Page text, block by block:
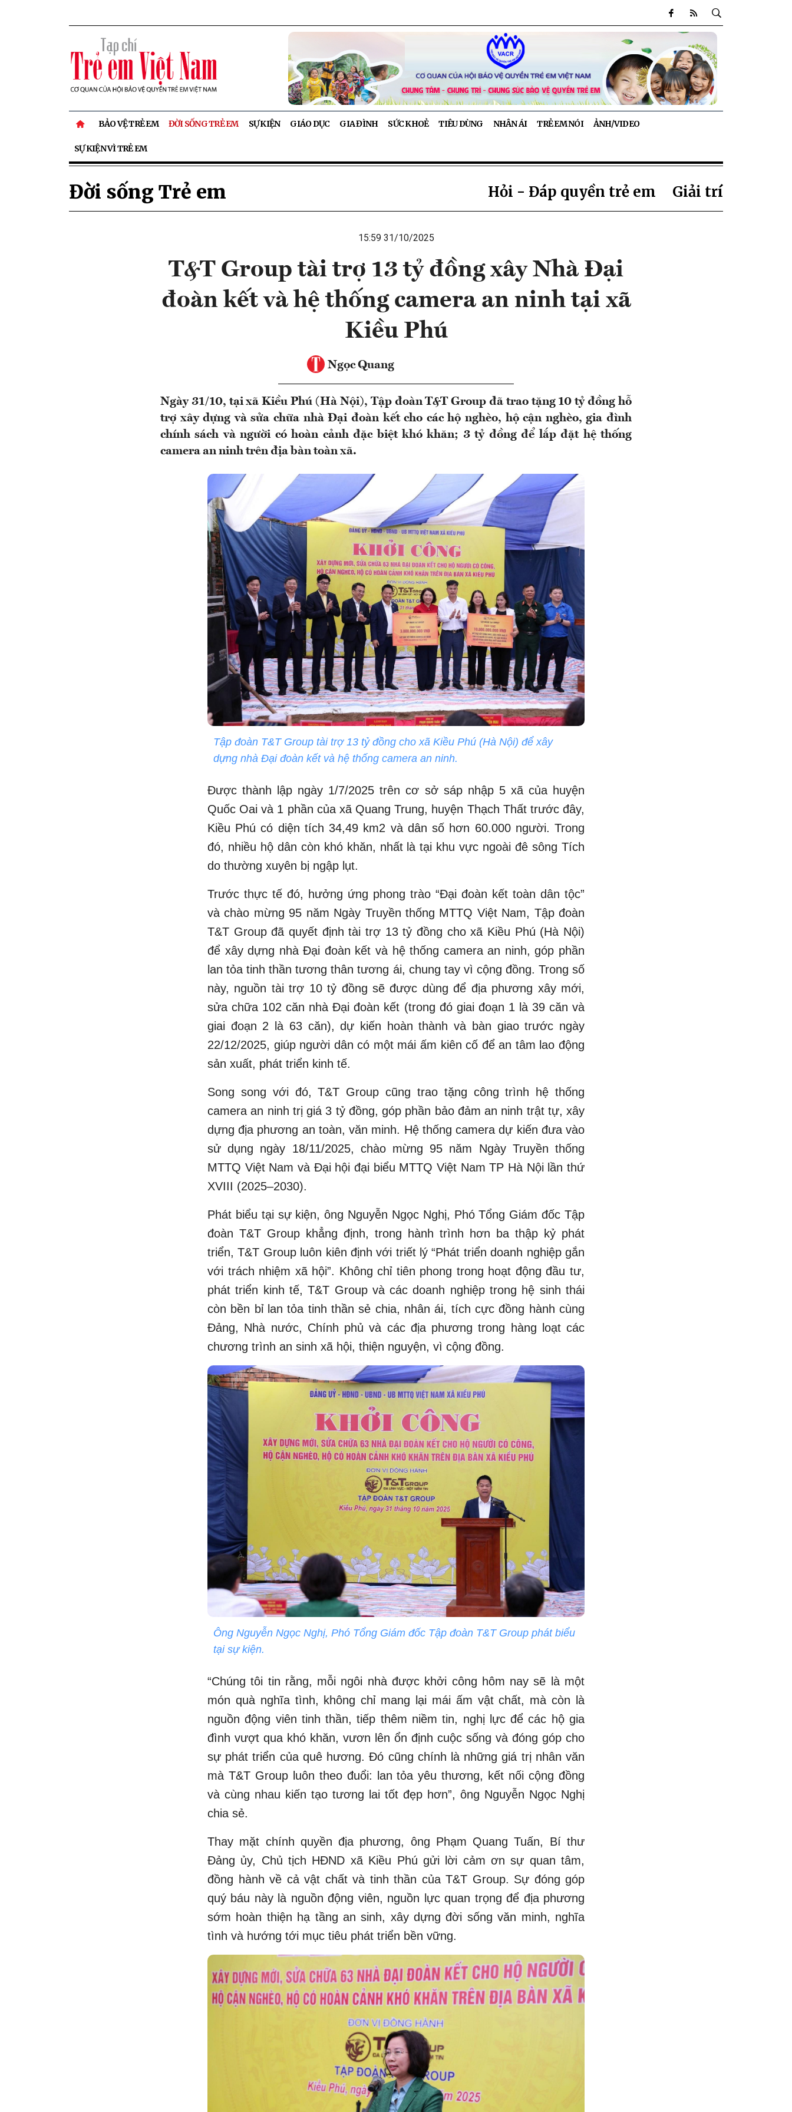
BẢO VỆ TRẺ EM ĐỜI SỐNG TRẺ EM SỰ KIỆN GIÁO DỤC GIA ĐÌNH SỨC KHOẺ TIÊU DÙNG NHÂN ÁI TRẺ EM NÓI ẢNH/VIDEO
SỰ KIỆN VÌ TRẺ EM
Đời sống Trẻ em Hỏi - Đáp quyền trẻ em Giải trí
15:59 31/10/2025
T&T Group tài trợ 13 tỷ đồng xây Nhà Đại
đoàn kết và hệ thống camera an ninh tại xã
Kiều Phú
Ngọc Quang
Ngày 31/10, tại xã Kiều Phú (Hà Nội), Tập đoàn T&T Group đã trao tặng 10 tỷ đồng hỗ
trợ xây dựng và sửa chữa nhà Đại đoàn kết cho các hộ nghèo, hộ cận nghèo, gia đình
chính sách và người có hoàn cảnh đặc biệt khó khăn; 3 tỷ đồng để lắp đặt hệ thống
camera an ninh trên địa bàn toàn xã.
Tập đoàn T&T Group tài trợ 13 tỷ đồng cho xã Kiều Phú (Hà Nội) để xây
dựng nhà Đại đoàn kết và hệ thống camera an ninh.
Được thành lập ngày 1/7/2025 trên cơ sở sáp nhập 5 xã của huyện
Quốc Oai và 1 phần của xã Quang Trung, huyện Thạch Thất trước đây,
Kiều Phú có diện tích 34,49 km2 và dân số hơn 60.000 người. Trong
đó, nhiều hộ dân còn khó khăn, nhất là tại khu vực ngoài đê sông Tích
do thường xuyên bị ngập lụt.
Trước thực tế đó, hưởng ứng phong trào “Đại đoàn kết toàn dân tộc”
và chào mừng 95 năm Ngày Truyền thống MTTQ Việt Nam, Tập đoàn
T&T Group đã quyết định tài trợ 13 tỷ đồng cho xã Kiều Phú (Hà Nội)
để xây dựng nhà Đại đoàn kết và hệ thống camera an ninh, góp phần
lan tỏa tinh thần tương thân tương ái, chung tay vì cộng đồng. Trong số
này, nguồn tài trợ 10 tỷ đồng sẽ được dùng để địa phương xây mới,
sửa chữa 102 căn nhà Đại đoàn kết (trong đó giai đoạn 1 là 39 căn và
giai đoạn 2 là 63 căn), dự kiến hoàn thành và bàn giao trước ngày
22/12/2025, giúp người dân có một mái ấm kiên cố để an tâm lao động
sản xuất, phát triển kinh tế.
Song song với đó, T&T Group cũng trao tặng công trình hệ thống
camera an ninh trị giá 3 tỷ đồng, góp phần bảo đảm an ninh trật tự, xây
dựng địa phương an toàn, văn minh. Hệ thống camera dự kiến đưa vào
sử dụng ngày 18/11/2025, chào mừng 95 năm Ngày Truyền thống
MTTQ Việt Nam và Đại hội đại biểu MTTQ Việt Nam TP Hà Nội lần thứ
XVIII (2025–2030).
Phát biểu tại sự kiện, ông Nguyễn Ngọc Nghị, Phó Tổng Giám đốc Tập
đoàn T&T Group khẳng định, trong hành trình hơn ba thập kỷ phát
triển, T&T Group luôn kiên định với triết lý “Phát triển doanh nghiệp gắn
với trách nhiệm xã hội”. Không chỉ tiên phong trong hoạt động đầu tư,
phát triển kinh tế, T&T Group và các doanh nghiệp trong hệ sinh thái
còn bền bỉ lan tỏa tinh thần sẻ chia, nhân ái, tích cực đồng hành cùng
Đảng, Nhà nước, Chính phủ và các địa phương trong hàng loạt các
chương trình an sinh xã hội, thiện nguyện, vì cộng đồng.
Ông Nguyễn Ngọc Nghị, Phó Tổng Giám đốc Tập đoàn T&T Group phát biểu
tại sự kiện.
“Chúng tôi tin rằng, mỗi ngôi nhà được khởi công hôm nay sẽ là một
món quà nghĩa tình, không chỉ mang lại mái ấm vật chất, mà còn là
nguồn động viên tinh thần, tiếp thêm niềm tin, nghị lực để các hộ gia
đình vượt qua khó khăn, vươn lên ổn định cuộc sống và đóng góp cho
sự phát triển của quê hương. Đó cũng chính là những giá trị nhân văn
mà T&T Group luôn theo đuổi: lan tỏa yêu thương, kết nối cộng đồng
và cùng nhau kiến tạo tương lai tốt đẹp hơn”, ông Nguyễn Ngọc Nghị
chia sẻ.
Thay mặt chính quyền địa phương, ông Phạm Quang Tuấn, Bí thư
Đảng ủy, Chủ tịch HĐND xã Kiều Phú gửi lời cảm ơn sự quan tâm,
đồng hành về cả vật chất và tinh thần của T&T Group. Sự đóng góp
quý báu này là nguồn động viên, nguồn lực quan trọng để địa phương
sớm hoàn thiện hạ tầng an sinh, xây dựng đời sống văn minh, nghĩa
tình và hướng tới mục tiêu phát triển bền vững.